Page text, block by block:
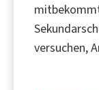
versuchen,